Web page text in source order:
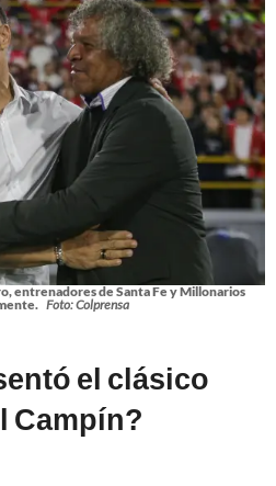
entrenadores de Santa Fe y Millonarios
Foto: Colprensa
el clásico
Campín?